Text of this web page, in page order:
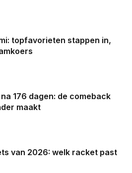
topfavorieten stappen in,
176 dagen: de comeback
maakt
van 2026: welk racket past